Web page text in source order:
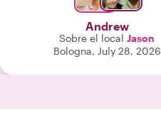
Andrew
Sobre el local Jason
Bologna, July 28, 2026